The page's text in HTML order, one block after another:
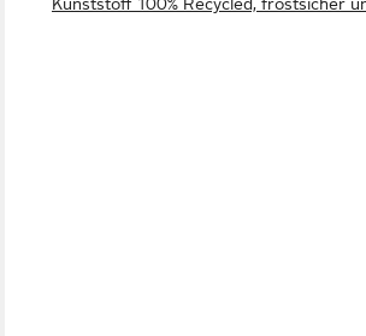
Kunststoff 100% Recycled, frostsicher